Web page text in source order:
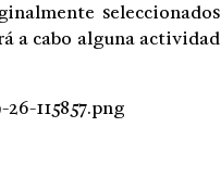
seleccionados
a cabo alguna actividad
115857.png